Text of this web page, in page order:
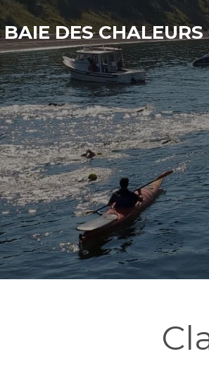
DES CHALEURS